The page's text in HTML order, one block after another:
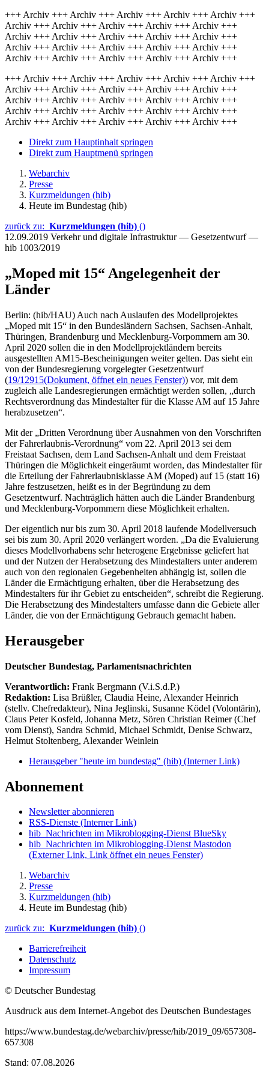
+++ Archiv +++ Archiv +++ Archiv +++ Archiv +++ Archiv +++
Archiv +++ Archiv +++ Archiv +++ Archiv +++ Archiv +++
Archiv +++ Archiv +++ Archiv +++ Archiv +++ Archiv +++
Archiv +++ Archiv +++ Archiv +++ Archiv +++ Archiv +++
Archiv +++ Archiv +++ Archiv +++ Archiv +++ Archiv +++
+++ Archiv +++ Archiv +++ Archiv +++ Archiv +++ Archiv +++
Archiv +++ Archiv +++ Archiv +++ Archiv +++ Archiv +++
Archiv +++ Archiv +++ Archiv +++ Archiv +++ Archiv +++
Archiv +++ Archiv +++ Archiv +++ Archiv +++ Archiv +++
Archiv +++ Archiv +++ Archiv +++ Archiv +++ Archiv +++
Direkt zum Hauptinhalt springen
Direkt zum Hauptmenü springen
Webarchiv
Presse
Kurzmeldungen (hib)
Heute im Bundestag (hib)
zurück zu: Kurzmeldungen (hib) ()
12.09.2019 Verkehr und digitale Infrastruktur — Gesetzentwurf —
hib 1003/2019
„Moped mit 15“ Angelegenheit der
Länder
Berlin: (hib/HAU) Auch nach Auslaufen des Modellprojektes
„Moped mit 15“ in den Bundesländern Sachsen, Sachsen-Anhalt,
Thüringen, Brandenburg und Mecklenburg-Vorpommern am 30.
April 2020 sollen die in den Modellprojektländern bereits
ausgestellten AM15-Bescheinigungen weiter gelten. Das sieht ein
von der Bundesregierung vorgelegter Gesetzentwurf
(19/12915(Dokument, öffnet ein neues Fenster)) vor, mit dem
zugleich alle Landesregierungen ermächtigt werden sollen, „durch
Rechtsverordnung das Mindestalter für die Klasse AM auf 15 Jahre
herabzusetzen“.
Mit der „Dritten Verordnung über Ausnahmen von den Vorschriften
der Fahrerlaubnis-Verordnung“ vom 22. April 2013 sei dem
Freistaat Sachsen, dem Land Sachsen-Anhalt und dem Freistaat
Thüringen die Möglichkeit eingeräumt worden, das Mindestalter für
die Erteilung der Fahrerlaubnisklasse AM (Moped) auf 15 (statt 16)
Jahre festzusetzen, heißt es in der Begründung zu dem
Gesetzentwurf. Nachträglich hätten auch die Länder Brandenburg
und Mecklenburg-Vorpommern diese Möglichkeit erhalten.
Der eigentlich nur bis zum 30. April 2018 laufende Modellversuch
sei bis zum 30. April 2020 verlängert worden. „Da die Evaluierung
dieses Modellvorhabens sehr heterogene Ergebnisse geliefert hat
und der Nutzen der Herabsetzung des Mindestalters unter anderem
auch von den regionalen Gegebenheiten abhängig ist, sollen die
Länder die Ermächtigung erhalten, über die Herabsetzung des
Mindestalters für ihr Gebiet zu entscheiden“, schreibt die Regierung.
Die Herabsetzung des Mindestalters umfasse dann die Gebiete aller
Länder, die von der Ermächtigung Gebrauch gemacht haben.
Herausgeber
Deutscher Bundestag, Parlamentsnachrichten
Verantwortlich: Frank Bergmann (V.i.S.d.P.)
Redaktion: Lisa Brüßler, Claudia Heine, Alexander Heinrich
(stellv. Chefredakteur), Nina Jeglinski, Susanne Ködel (Volontärin),
Claus Peter Kosfeld, Johanna Metz, Sören Christian Reimer (Chef
vom Dienst), Sandra Schmid, Michael Schmidt, Denise Schwarz,
Helmut Stoltenberg, Alexander Weinlein
Herausgeber "heute im bundestag" (hib) (Interner Link)
Abonnement
Newsletter abonnieren
RSS-Dienste (Interner Link)
hib_Nachrichten im Mikroblogging-Dienst BlueSky
hib_Nachrichten im Mikroblogging-Dienst Mastodon
(Externer Link, Link öffnet ein neues Fenster)
Webarchiv
Presse
Kurzmeldungen (hib)
Heute im Bundestag (hib)
zurück zu: Kurzmeldungen (hib) ()
Barrierefreiheit
Datenschutz
Impressum
© Deutscher Bundestag
Ausdruck aus dem Internet-Angebot des Deutschen Bundestages
https://www.bundestag.de/webarchiv/presse/hib/2019_09/657308-
657308
Stand: 07.08.2026